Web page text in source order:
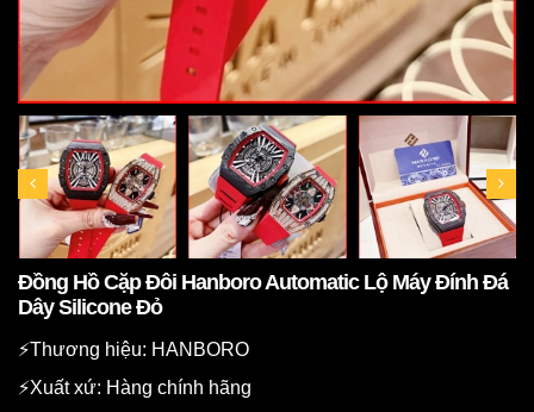
Đồng Hồ Cặp Đôi Hanboro Automatic Lộ Máy Đính Đá
Dây Silicone Đỏ
⚡️Thương hiệu: HANBORO
⚡️Xuất xứ: Hàng chính hãng